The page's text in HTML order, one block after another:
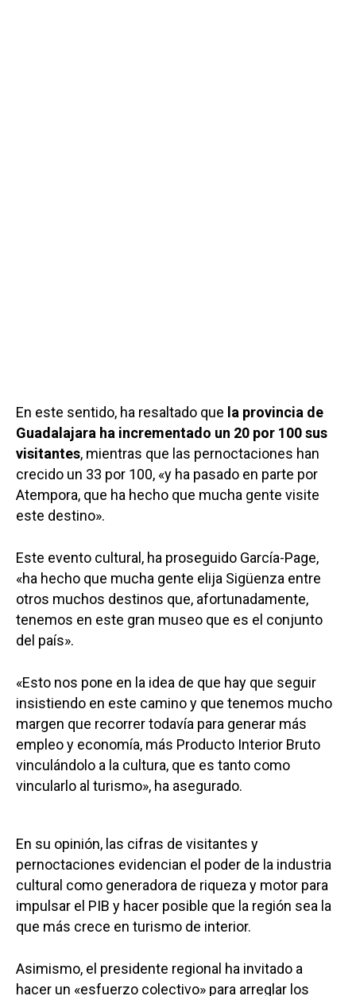
En este sentido, ha resaltado que la provincia de
Guadalajara ha incrementado un 20 por 100 sus
visitantes, mientras que las pernoctaciones han
crecido un 33 por 100, «y ha pasado en parte por
Atempora, que ha hecho que mucha gente visite
este destino».
Este evento cultural, ha proseguido García-Page,
«ha hecho que mucha gente elija Sigüenza entre
otros muchos destinos que, afortunadamente,
tenemos en este gran museo que es el conjunto
del país».
«Esto nos pone en la idea de que hay que seguir
insistiendo en este camino y que tenemos mucho
margen que recorrer todavía para generar más
empleo y economía, más Producto Interior Bruto
vinculándolo a la cultura, que es tanto como
vincularlo al turismo», ha asegurado.
En su opinión, las cifras de visitantes y
pernoctaciones evidencian el poder de la industria
cultural como generadora de riqueza y motor para
impulsar el PIB y hacer posible que la región sea la
que más crece en turismo de interior.
Asimismo, el presidente regional ha invitado a
hacer un «esfuerzo colectivo» para arreglar los